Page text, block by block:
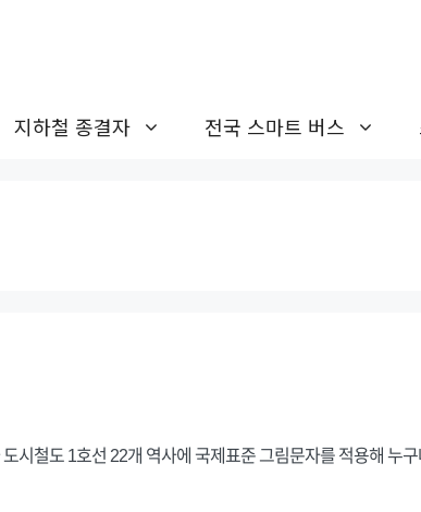
지하철 종결자 전국 스마트 버스
시철도 1호선 22개 역사에 국제표준 그림문자를 적용해 누